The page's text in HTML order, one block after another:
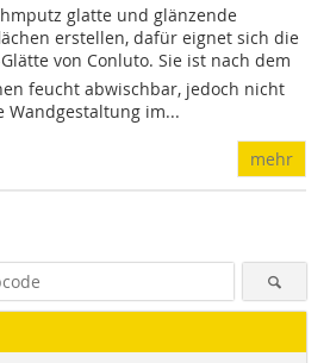
glatte und glänzende
erstellen, dafür eignet sich die
Glätte von Conluto. Sie ist nach dem
feucht abwischbar, jedoch nicht
Wandgestaltung im...
mehr